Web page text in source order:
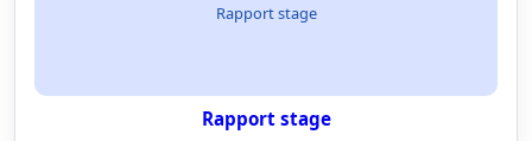
Rapport stage
Rapport stage